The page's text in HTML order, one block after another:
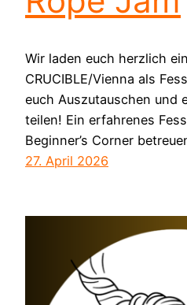
Wir laden euch herzlich
CRUCIBLE/Vienna als
euch Auszutauschen und
teilen! Ein erfahrenes
Beginner’s Corner
27. April 2026